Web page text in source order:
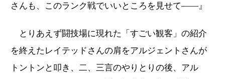
さんも、このランク戦でいいところを見せて――』
とりあえず闘技場に現れた「すごい観客」の紹介
を終えたレイテッドさんの肩をアルジェントさんが
トントンと叩き、二、三言のやりとりの後、アル